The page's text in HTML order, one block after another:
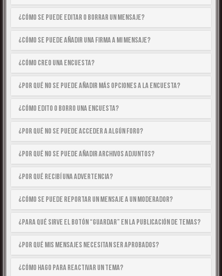
¿Cómo se puede editar o borrar un mensaje?
¿Cómo se puede añadir una firma a mi mensaje?
¿Cómo creo una encuesta?
¿Por qué no se puede añadir más opciones a la encuesta?
¿Cómo edito o borro una encuesta?
¿Por qué no se puede acceder a algún foro?
¿Por qué no se puede añadir archivos adjuntos?
¿Por qué recibí una advertencia?
¿Cómo se puede reportar un mensaje a un moderador?
¿Para qué sirve el botón “Guardar” en la publicación de temas?
¿Por qué mis mensajes necesitan ser aprobados?
¿Cómo hago para reactivar un tema?